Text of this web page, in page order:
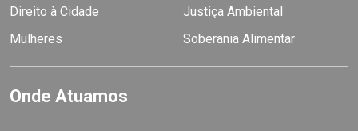
Direito à Cidade
Justiça Ambiental
Mulheres
Soberania Alimentar
Onde Atuamos